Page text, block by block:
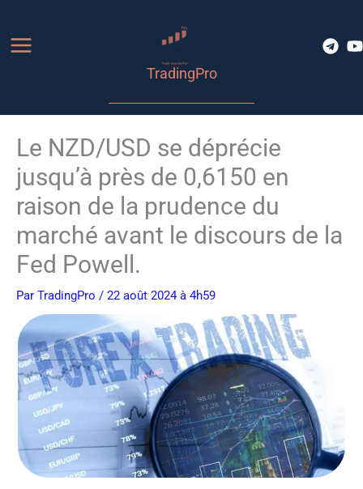
contenu
TradingPro
Le NZD/USD se déprécie
jusqu’à près de 0,6150 en
raison de la prudence du
marché avant le discours de la
Fed Powell.
Par TradingPro / 22 août 2024 à 4h59